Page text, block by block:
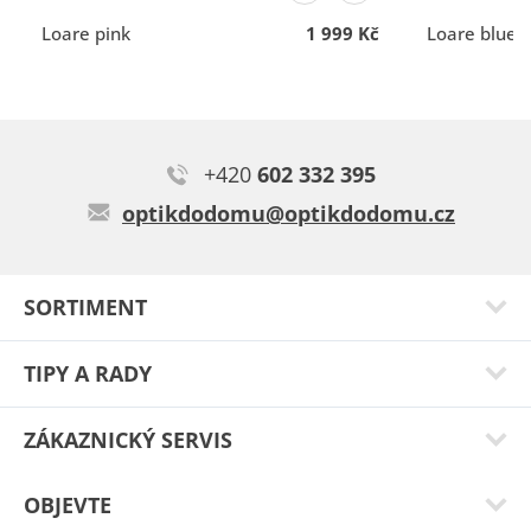
Liberty brown
Loare pink 1 999 Kč Loare blue
SORTIMENT
TIPY A RADY
ZÁKAZNICKÝ SERVIS
OBJEVTE
+420 602 332 395
optikdodomu@optikdodomu.cz